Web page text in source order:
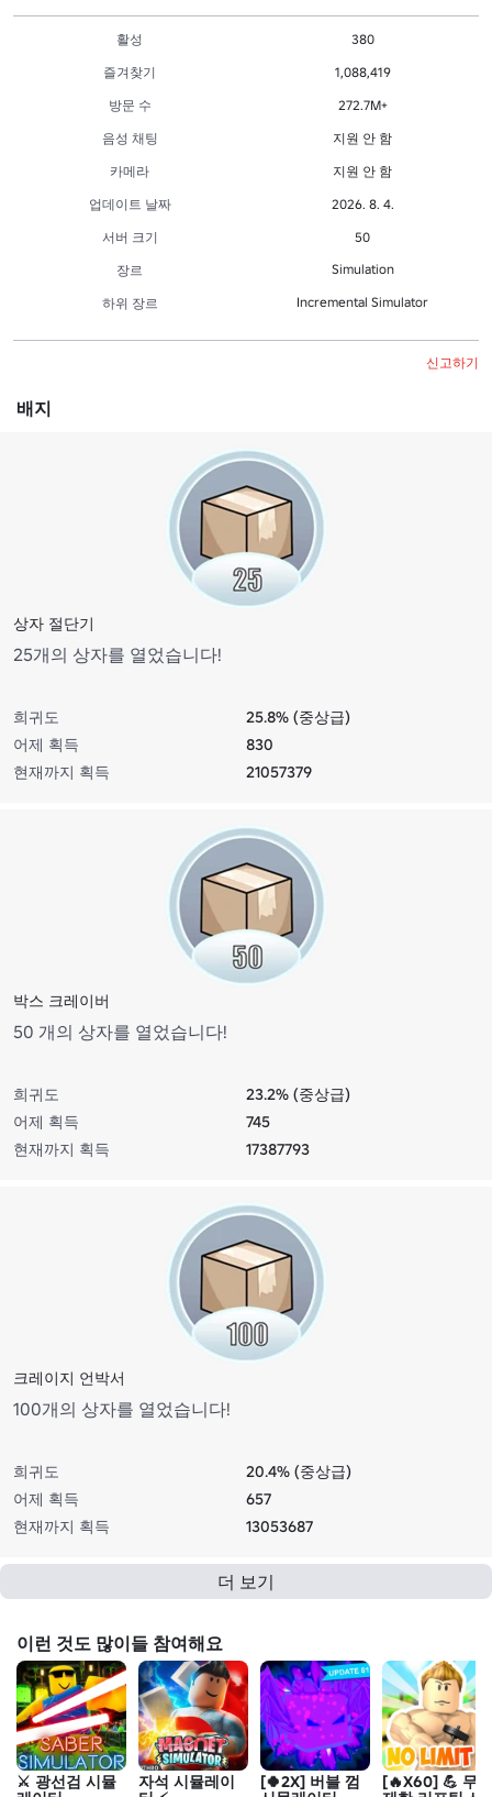
활성
380
즐겨찾기
1,088,419
방문 수
272.7M+
음성 채팅
지원 안 함
카메라
지원 안 함
업데이트 날짜
2026. 8. 4.
서버 크기
50
장르
Simulation
하위 장르 Incremental Simulator
신고하기
배지
상자 절단기
25개의 상자를 열었습니다!
희귀도
25.8% (중상급)
어제 획득
830
현재까지 획득
21057379
박스 크레이버
50 개의 상자를 열었습니다!
희귀도
23.2% (중상급)
어제 획득
745
현재까지 획득
17387793
크레이지 언박서
100개의 상자를 열었습니다!
희귀도
20.4% (중상급)
어제 획득
657
현재까지 획득
13053687
더 보기
이런 것도 많이들 참여해요
⚔️ 광선검 시뮬
자석 시뮬레이
[🍀2X] 버블 껌
[🔥X60] 💪 무